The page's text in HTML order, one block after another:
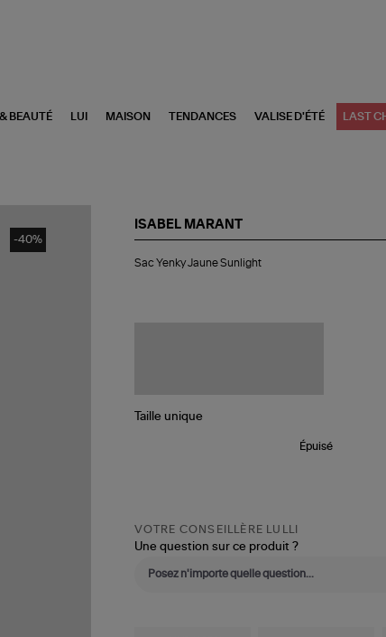
BEAUTÉ LUI MAISON TENDANCES VALISE D'ÉTÉ LAST
-40%
ISABEL MARANT
Yenky
Sac Yenky Jaune Sunlight
Taille unique
Épuisé
VOTRE CONSEILLÈRE LULLI
Une question sur ce produit ?